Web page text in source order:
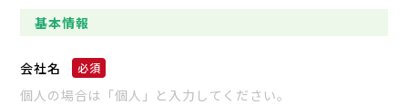
基本情報
会社名
個人の場合は「個人」と入力してください。